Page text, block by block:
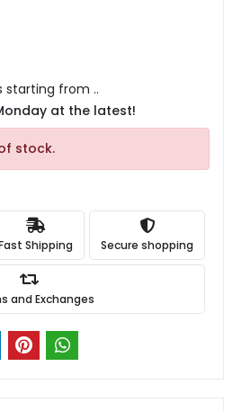
starting from ..
at the latest!
stock.
Shipping Secure shopping
and Exchanges